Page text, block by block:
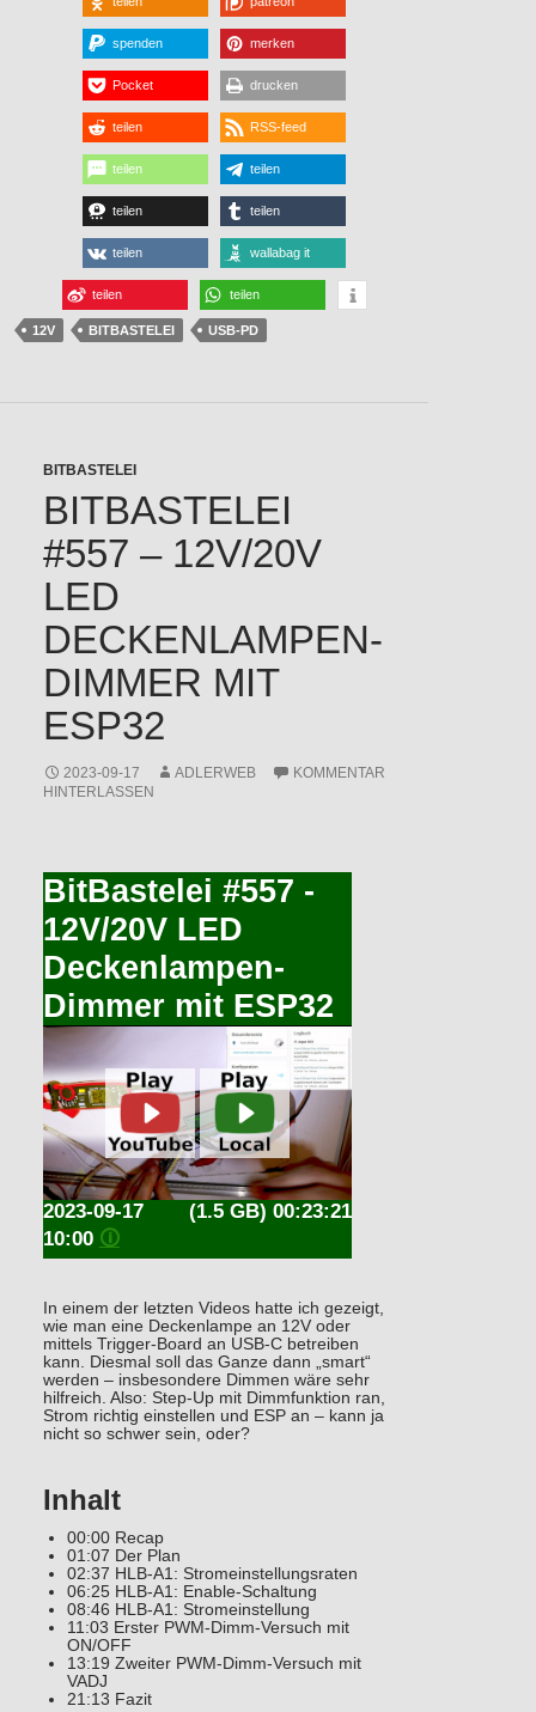
spenden merken
Pocket drucken
teilen RSS-feed
teilen teilen
teilen teilen
teilen wallabag it
teilen teilen
12V BITBASTELEI USB-PD
BITBASTELEI
BITBASTELEI
#557 – 12V/20V
LED
DECKENLAMPEN-
DIMMER MIT
ESP32
2023-09-17 ADLERWEB
KOMMENTAR
HINTERLASSEN
BitBastelei #557 -
12V/20V LED
Deckenlampen-
Dimmer mit ESP32
(1.5 GB) 00:23:21
2023-09-17
10:00 🛈
In einem der letzten Videos hatte ich gezeigt,
wie man eine Deckenlampe an 12V oder
mittels Trigger-Board an USB-C betreiben
kann. Diesmal soll das Ganze dann „smart“
werden – insbesondere Dimmen wäre sehr
hilfreich. Also: Step-Up mit Dimmfunktion ran,
Strom richtig einstellen und ESP an – kann ja
nicht so schwer sein, oder?
Inhalt
00:00 Recap
01:07 Der Plan
02:37 HLB-A1: Stromeinstellungsraten
06:25 HLB-A1: Enable-Schaltung
08:46 HLB-A1: Stromeinstellung
11:03 Erster PWM-Dimm-Versuch mit
ON/OFF
13:19 Zweiter PWM-Dimm-Versuch mit
VADJ
21:13 Fazit